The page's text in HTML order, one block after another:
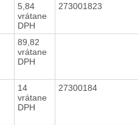
5,84
vrátane
DPH
273001823
89,82
vrátane
DPH
14
vrátane
DPH
27300184